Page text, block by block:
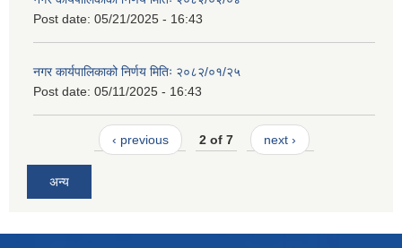
Post date: 05/21/2025 - 16:43
नगर कार्यपालिकाको निर्णय मितिः २०८२/०१/२५
Post date: 05/11/2025 - 16:43
‹ previous 2 of 7 next ›
अन्य